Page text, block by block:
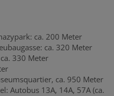
ca. 200 Meter
ca. 320 Meter
330 Meter
ca. 950 Meter
Autobus 13A, 14A, 57A (ca.